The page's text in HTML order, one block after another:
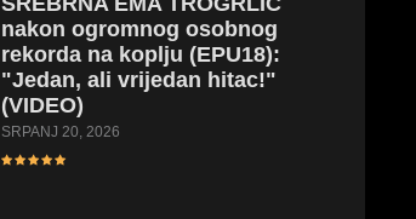
nakon ogromnog osobnog
rekorda na koplju (EPU18):
"Jedan, ali vrijedan hitac!"
(VIDEO)
SRPANJ 20, 2026